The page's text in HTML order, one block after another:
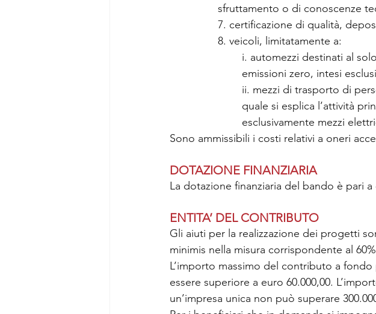
sfruttamento o di conoscenze
7. certificazione di qualità,
8. veicoli, limitatamente a:
i. automezzi destinati al
emissioni zero, intesi
ii. mezzi di trasporto di
quale si esplica l’attività
esclusivamente mezzi
Sono ammissibili i costi relativi a oneri
DOTAZIONE FINANZIARIA
La dotazione finanziaria del bando è pari a
ENTITA’ DEL CONTRIBUTO
Gli aiuti per la realizzazione dei progetti
minimis nella misura corrispondente al
L’importo massimo del contributo a
essere superiore a euro 60.000,00.
un’impresa unica non può superare